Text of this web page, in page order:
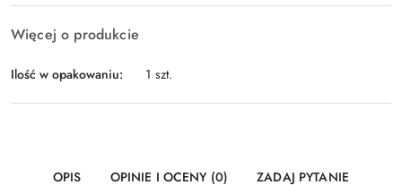
Więcej o produkcie
Ilość w opakowaniu: 1 szt.
OPIS OPINIE I OCENY (0) ZADAJ PYTANIE